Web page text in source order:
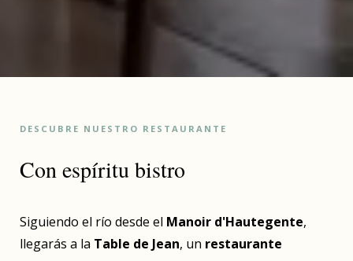
DESCUBRE NUESTRO RESTAURANTE
Con espíritu bistro
Siguiendo el río desde el Manoir d'Hautegente,
llegarás a la Table de Jean, un restaurante